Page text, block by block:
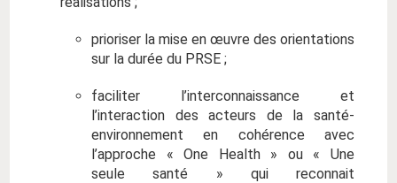
prioriser la mise en œuvre des orientations
sur la durée du PRSE ;
faciliter l’interconnaissance et
l’interaction des acteurs de la santé-
environnement en cohérence avec
l’approche « One Health » ou « Une
seule
santé » qui reconnait